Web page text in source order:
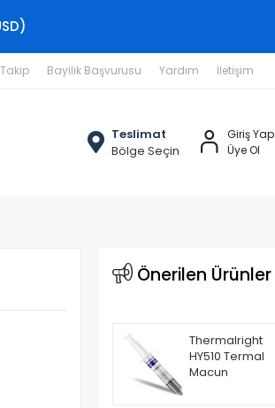
Bayilik Başvurusu Yardım İletişim
Teslimat
Bölge Seçin
Giriş Yap
Üye Ol
Önerilen Ürünler
Thermalright
HY510 Termal
Macun